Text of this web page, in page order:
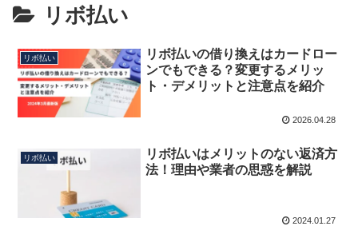
リボ払い
リボ払い
リボ払いの借り換えはカードロー
ンでもできる？変更するメリッ
ト・デメリットと注意点を紹介
2026.04.28
リボ払い
リボ払いはメリットのない返済方
法！理由や業者の思惑を解説
2024.01.27